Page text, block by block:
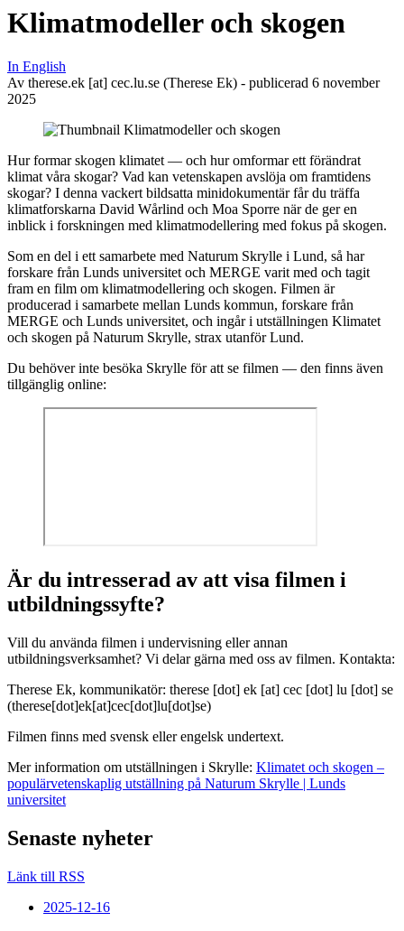
Klimatmodeller och skogen
In English
Av therese.ek [at] cec.lu.se (Therese Ek) - publicerad 6 november
2025
Hur formar skogen klimatet — och hur omformar ett förändrat
klimat våra skogar? Vad kan vetenskapen avslöja om framtidens
skogar? I denna vackert bildsatta minidokumentär får du träffa
klimatforskarna David Wårlind och Moa Sporre när de ger en
inblick i forskningen med klimatmodellering med fokus på skogen.
Som en del i ett samarbete med Naturum Skrylle i Lund, så har
forskare från Lunds universitet och MERGE varit med och tagit
fram en film om klimatmodellering och skogen. Filmen är
producerad i samarbete mellan Lunds kommun, forskare från
MERGE och Lunds universitet, och ingår i utställningen Klimatet
och skogen på Naturum Skrylle, strax utanför Lund.
Du behöver inte besöka Skrylle för att se filmen — den finns även
tillgänglig online:
Är du intresserad av att visa filmen i
utbildningssyfte?
Vill du använda filmen i undervisning eller annan
utbildningsverksamhet? Vi delar gärna med oss av filmen. Kontakta:
Therese Ek, kommunikatör: therese [dot] ek [at] cec [dot] lu [dot] se
(therese[dot]ek[at]cec[dot]lu[dot]se)
Filmen finns med svensk eller engelsk undertext.
Mer information om utställningen i Skrylle: Klimatet och skogen –
populärvetenskaplig utställning på Naturum Skrylle | Lunds
universitet
Senaste nyheter
Länk till RSS
2025-12-16